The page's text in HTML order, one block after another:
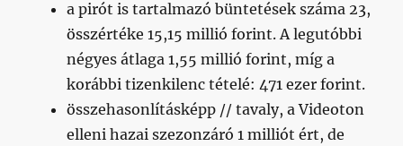
a pirót is tartalmazó büntetések száma 23,
összértéke 15,15 millió forint. A legutóbbi
négyes átlaga 1,55 millió forint, míg a
korábbi tizenkilenc tételé: 471 ezer forint.
összehasonlításképp // tavaly, a Videoton
elleni hazai szezonzáró 1 milliót ért, de